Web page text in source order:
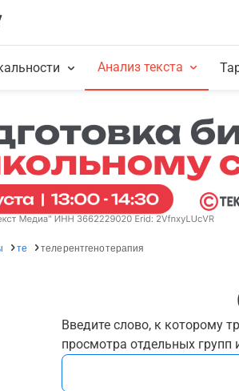
Анализ текста
те телерентгенотерапия
Введите слово, к которому
просмотра отдельных групп